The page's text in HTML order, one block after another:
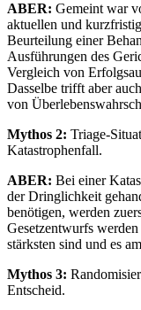
ABER: Gemeint war
aktuellen und
Beurteilung einer
Ausführungen des
Vergleich von
Dasselbe trifft aber
von
Mythos 2: Triage-
Katastrophenfall.
ABER: Bei einer
der Dringlichkeit
benötigen, werden
Gesetzentwurfs
stärksten sind und es
Mythos 3:
Entscheid.